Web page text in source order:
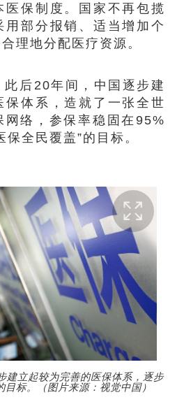
医保制度。国家不再包揽
用部分报销、适当增加个
理地分配医疗资源。
后20年间，中国逐步建
保体系，造就了一张全世
网络，参保率稳固在95%
全民覆盖”的目标。
建立起较为完善的医保体系，逐步
目标。（图片来源：视觉中国）